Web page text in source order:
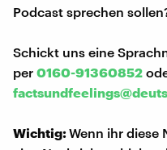
Podcast sprechen
Schickt uns eine
per 0160-91360852
Wichtig:Wenn ihr diese